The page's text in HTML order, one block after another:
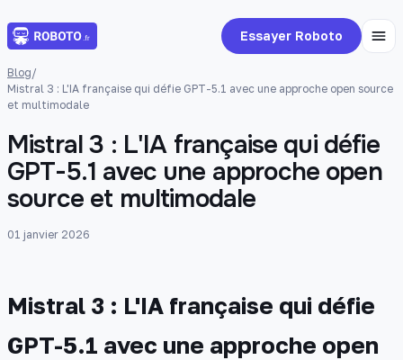
Essayer Roboto
Blog/
Mistral 3 : L'IA française qui défie GPT-5.1 avec une approche open source
et multimodale
Mistral 3 : L'IA française qui défie
GPT-5.1 avec une approche open
source et multimodale
01 janvier 2026
Mistral 3 : L'IA française qui défie
GPT-5.1 avec une approche open